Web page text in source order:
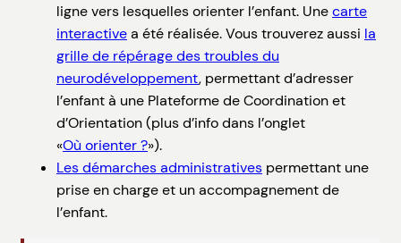
ligne vers lesquelles orienter l’enfant. Unecarte
interactivea été réalisée. Vous trouverez aussi la
grille de répérage des troubles du
neurodéveloppement, permettant d’adresser
l’enfant à une Plateforme de Coordination et
d’Orientation (plus d’info dans l’onglet
«Où orienter ?»).
Les démarches administratives permettant une
prise en charge et un accompagnement de
l’enfant.